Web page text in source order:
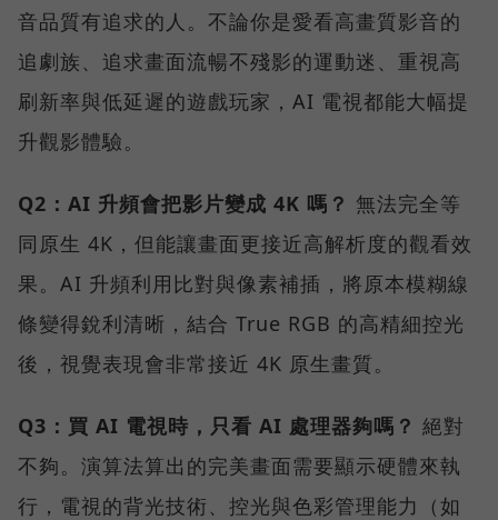
音品質有追求的人。不論你是愛看高畫質影音的
追劇族、追求畫面流暢不殘影的運動迷、重視高
刷新率與低延遲的遊戲玩家，AI 電視都能大幅提
升觀影體驗。
Q2：AI 升頻會把影片變成 4K 嗎？ 無法完全等
同原生 4K，但能讓畫面更接近高解析度的觀看效
果。AI 升頻利用比對與像素補插，將原本模糊線
條變得銳利清晰，結合 True RGB 的高精細控光
後，視覺表現會非常接近 4K 原生畫質。
Q3：買 AI 電視時，只看 AI 處理器夠嗎？ 絕對
不夠。演算法算出的完美畫面需要顯示硬體來執
行，電視的背光技術、控光與色彩管理能力（如